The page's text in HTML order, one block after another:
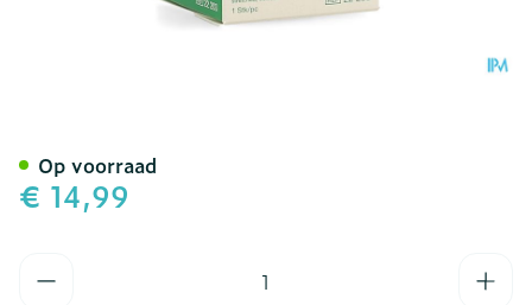
€ 14,99
Op voorraad